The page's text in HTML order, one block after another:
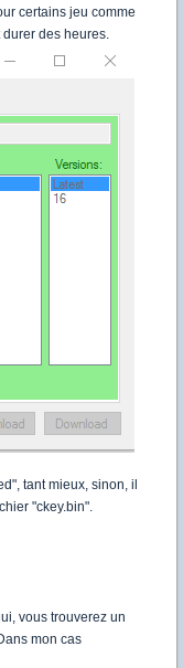
certains jeu comme
des heures.
tant mieux, sinon, il
"ckey.bin".
vous trouverez un
mon cas